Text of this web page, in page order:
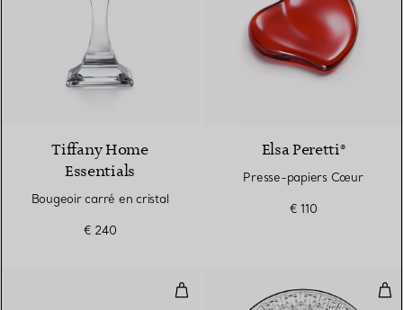
Tiffany Home
Essentials
Bougeoir carré en cristal
€ 240
Elsa Peretti®
Presse-papiers Cœur
€ 110
Presse-papiers Cœur